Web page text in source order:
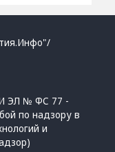
ЭЛ № ФС 77 -
по надзору в
и